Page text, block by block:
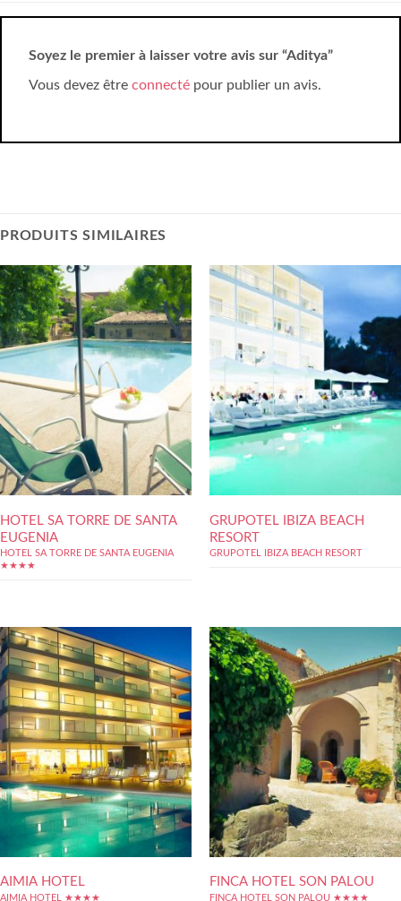
Soyez le premier à laisser votre avis sur “Aditya”
Vous devez être connecté pour publier un avis.
PRODUITS SIMILAIRES
HOTEL SA TORRE DE SANTA
EUGENIA
HOTEL SA TORRE DE SANTA EUGENIA
★★★★
GRUPOTEL IBIZA BEACH
RESORT
GRUPOTEL IBIZA BEACH RESORT
AIMIA HOTEL
AIMIA HOTEL ★★★★
FINCA HOTEL SON PALOU
FINCA HOTEL SON PALOU ★★★★